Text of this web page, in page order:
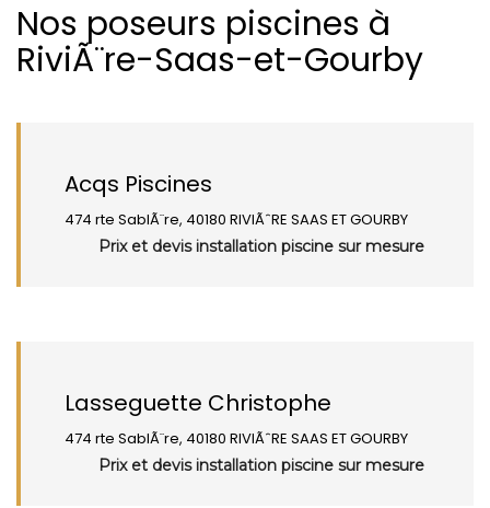
Nos poseurs piscines à
RiviÃ¨re-Saas-et-Gourby
Acqs Piscines
474 rte SablÃ¨re, 40180 RIVIÃˆRE SAAS ET GOURBY
Prix et devis installation piscine sur mesure
Lasseguette Christophe
474 rte SablÃ¨re, 40180 RIVIÃˆRE SAAS ET GOURBY
Prix et devis installation piscine sur mesure